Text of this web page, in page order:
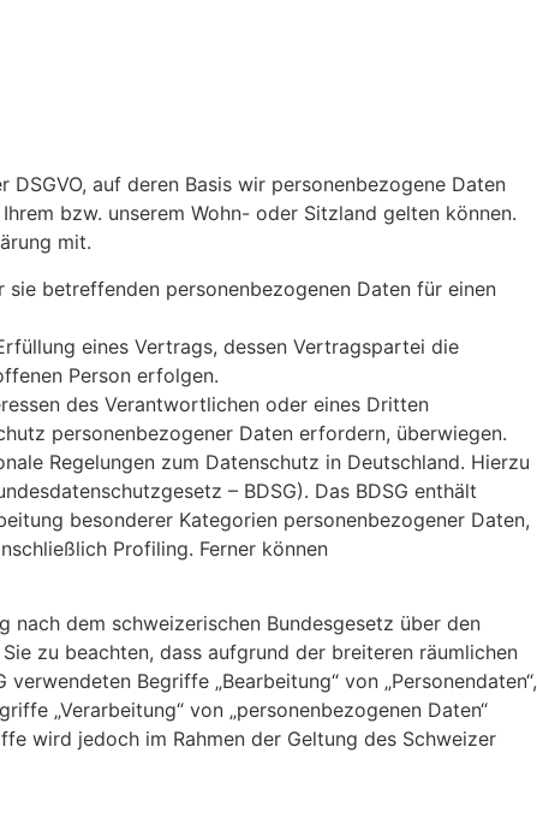
auf deren Basis wir personenbezogene Daten
bzw. unserem Wohn- oder Sitzland gelten können.
mit.
betreffenden personenbezogenen Daten für einen
eines Vertrags, dessen Vertragspartei die
Person erfolgen.
des Verantwortlichen oder eines Dritten
personenbezogener Daten erfordern, überwiegen.
Regelungen zum Datenschutz in Deutschland. Hierzu
– BDSG). Das BDSG enthält
besonderer Kategorien personenbezogener Daten,
Profiling. Ferner können
dem schweizerischen Bundesgesetz über den
zu beachten, dass aufgrund der breiteren räumlichen
Begriffe „Bearbeitung“ von „Personendaten“,
„Verarbeitung“ von „personenbezogenen Daten“
wird jedoch im Rahmen der Geltung des Schweizer